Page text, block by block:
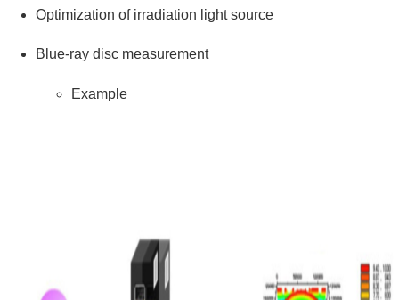
Optimization of irradiation light source
Blue-ray disc measurement
Example